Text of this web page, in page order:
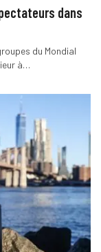
dans
du Mondial
à…